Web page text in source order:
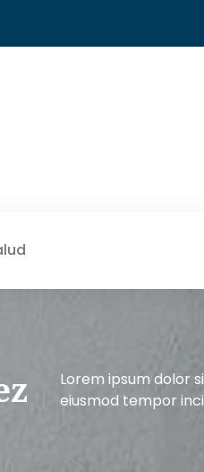
Lorem ipsum dolor
eiusmod tempor